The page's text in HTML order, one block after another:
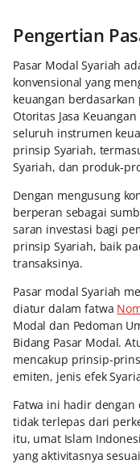
Pengertian
Pasar Modal Syariah
konvensional yang
keuangan
Otoritas Jasa
seluruh instrumen
prinsip Syariah,
Syariah, dan produk-
Dengan mengusung
berperan sebagai
saran investasi bagi
prinsip Syariah, baik
transaksinya.
Pasar modal Syariah
diatur dalam fatwa
Modal dan Pedoman
Bidang Pasar Modal.
mencakup prinsip-
emiten, jenis efek
Fatwa ini hadir dengan
tidak terlepas dari
itu, umat Islam
yang aktivitasnya